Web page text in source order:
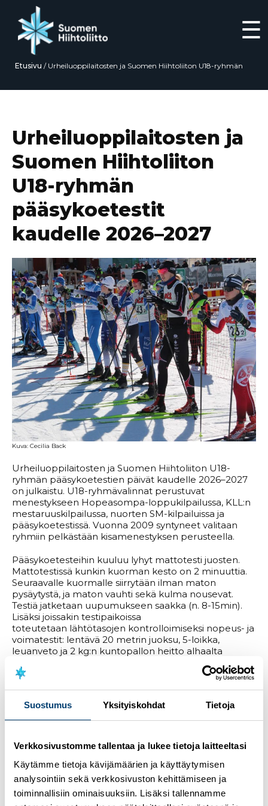
Suostumus Yksityiskohdat Tietoja
Verkkosivustomme tallentaa ja lukee tietoja laitteeltasi
Käytämme tietoja kävijämäärien ja käyttäytymisen
analysointiin sekä verkkosivuston kehittämiseen ja
toiminnallisiin ominaisuuksiin. Lisäksi tallennamme
☰
Etusivu / Urheiluoppilaitosten ja Suomen Hiihtoliiton U18-ryhmän
Urheiluoppilaitosten ja
Suomen Hiihtoliiton
U18-ryhmän
pääsykoetestit
kaudelle 2026–2027
Kuva: Cecilia Back
Urheiluoppilaitosten ja Suomen Hiihtoliiton U18-
ryhmän pääsykoetestien päivät kaudelle 2026–2027
on julkaistu. U18-ryhmävalinnat perustuvat
menestykseen Hopeasompa-loppukilpailussa, KLL:n
mestaruuskilpailussa, nuorten SM-kilpailuissa ja
pääsykoetestissä. Vuonna 2009 syntyneet valitaan
ryhmiin pelkästään kisamenestyksen perusteella.
Pääsykoetesteihin kuuluu lyhyt mattotesti juosten.
Mattotestissä kunkin kuorman kesto on 2 minuuttia.
Seuraavalle kuormalle siirrytään ilman maton
pysäytystä, ja maton vauhti sekä kulma nousevat.
Testiä jatketaan uupumukseen saakka (n. 8-15min).
Lisäksi joissakin testipaikoissa
toteutetaan lähtötasojen kontrolloimiseksi nopeus- ja
voimatestit: lentävä 20 metrin juoksu, 5-loikka,
leuanveto ja 2 kg:n kuntopallon heitto alhaalta
eteen. Testitulokset lähetetään testauspaikalta U18-
valmentajille. Testien hinta on 25 € / hlö. Varaudu
Valitse itsellesi sopivin ajankohta ja paikka
testiin.Ilmoittaudu viimeistään viikkoa ennen
sairauden tai muun perustellun syyn vuoksi et voi
osallistua testeihin, mutta olet
kiinnostunut ryhmäpaikasta, ilmoita asiastaNetta
Tuhkaselle.
Yhteystiedot